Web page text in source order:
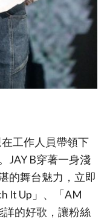
工作人員帶領下
JAY B穿著一身淺
的舞台魅力，立即
It Up」、「AM
詳的好歌，讓粉絲